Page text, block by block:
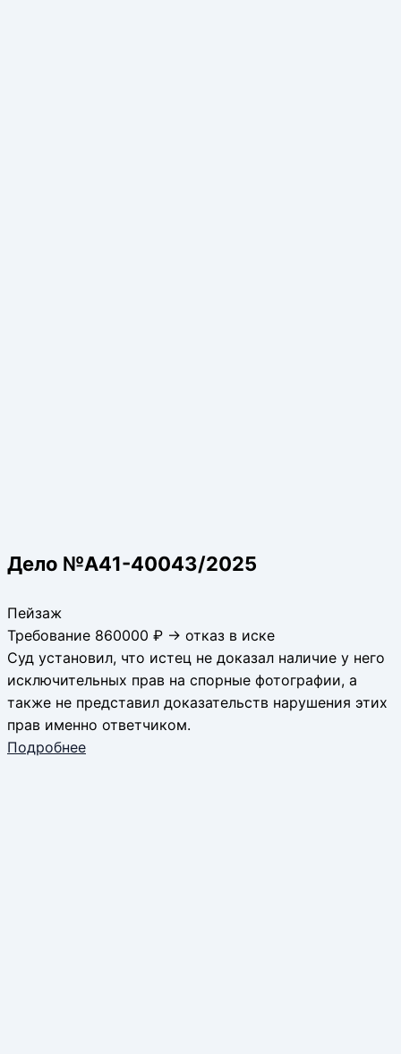
Дело №А41-40043/2025
Пейзаж
Требование 860000 ₽ → отказ в иске
Суд установил, что истец не доказал наличие у него
исключительных прав на спорные фотографии, а
также не представил доказательств нарушения этих
прав именно ответчиком.
Подробнее